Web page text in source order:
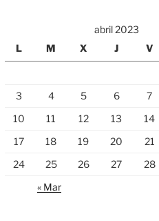
abril 2023
L
M X J V
3
4 5 6 7
10
11 12 13 14
17
18 19 20 21
24
25 26 27 28
« Mar